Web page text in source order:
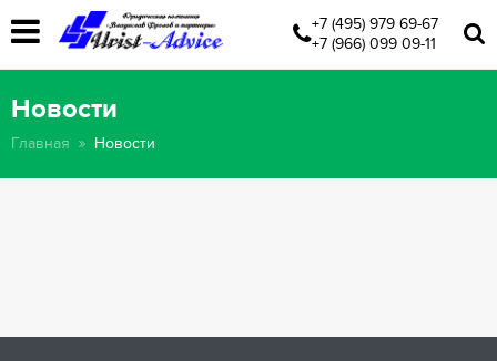
+7 (495) 979 69-67
+7 (966) 099 09-11
Новости
Главная Новости